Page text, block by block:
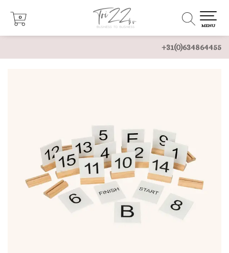
+31(0)634864455
0
0
MENU